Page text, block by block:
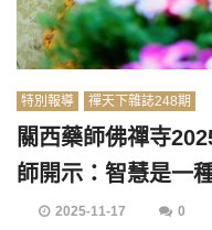
特別報導 禪天下雜誌248期
關西藥師佛禪寺
師開示：智慧是一
2025-11-17 0